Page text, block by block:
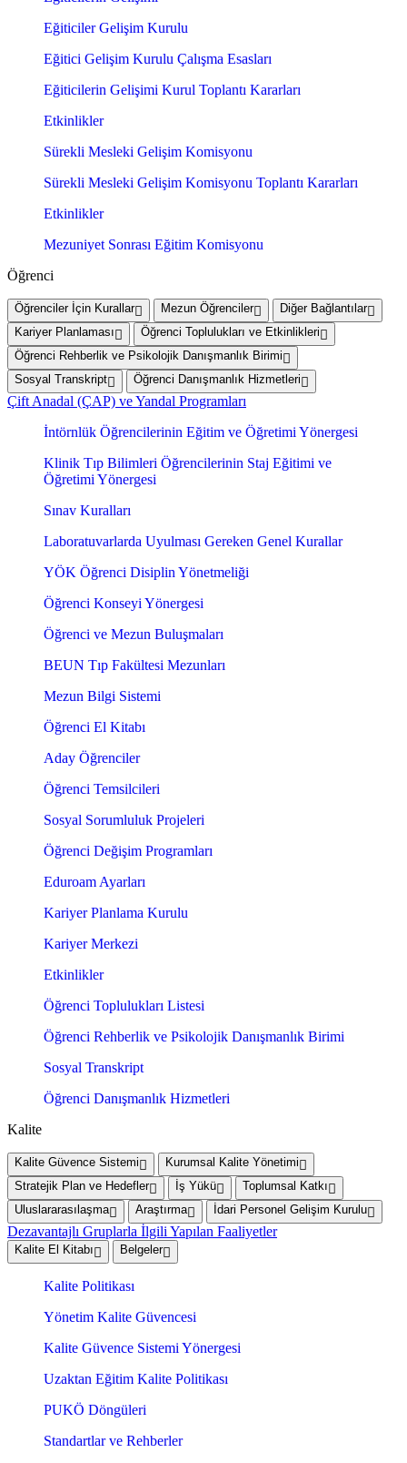
Eğiticiler Gelişim Kurulu
Eğitici Gelişim Kurulu Çalışma Esasları
Eğiticilerin Gelişimi Kurul Toplantı Kararları
Etkinlikler
Sürekli Mesleki Gelişim Komisyonu
Sürekli Mesleki Gelişim Komisyonu Toplantı Kararları
Etkinlikler
Mezuniyet Sonrası Eğitim Komisyonu
Öğrenci
Öğrenciler İçin Kurallar Mezun Öğrenciler
Diğer Bağlantılar
Kariyer Planlaması
Öğrenci Toplulukları ve Etkinlikleri
Öğrenci Rehberlik ve Psikolojik Danışmanlık Birimi
Sosyal Transkript
Öğrenci Danışmanlık Hizmetleri
Çift Anadal (ÇAP) ve Yandal Programları
İntörnlük Öğrencilerinin Eğitim ve Öğretimi Yönergesi
Klinik Tıp Bilimleri Öğrencilerinin Staj Eğitimi ve
Öğretimi Yönergesi
Sınav Kuralları
Laboratuvarlarda Uyulması Gereken Genel Kurallar
YÖK Öğrenci Disiplin Yönetmeliği
Öğrenci Konseyi Yönergesi
Öğrenci ve Mezun Buluşmaları
BEUN Tıp Fakültesi Mezunları
Mezun Bilgi Sistemi
Öğrenci El Kitabı
Aday Öğrenciler
Öğrenci Temsilcileri
Sosyal Sorumluluk Projeleri
Öğrenci Değişim Programları
Eduroam Ayarları
Kariyer Planlama Kurulu
Kariyer Merkezi
Etkinlikler
Öğrenci Toplulukları Listesi
Öğrenci Rehberlik ve Psikolojik Danışmanlık Birimi
Sosyal Transkript
Öğrenci Danışmanlık Hizmetleri
Kalite
Kalite Güvence Sistemi
Kurumsal Kalite Yönetimi
Stratejik Plan ve Hedefler
İş Yükü
Toplumsal Katkı
Uluslararasılaşma
Araştırma İdari Personel Gelişim Kurulu
Dezavantajlı Gruplarla İlgili Yapılan Faaliyetler
Kalite El Kitabı Belgeler
Kalite Politikası
Yönetim Kalite Güvencesi
Kalite Güvence Sistemi Yönergesi
Uzaktan Eğitim Kalite Politikası
PUKÖ Döngüleri
Standartlar ve Rehberler